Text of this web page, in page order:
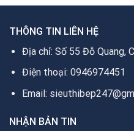
THÔNG TIN LIÊN HỆ
Địa chỉ: Số 55 Đỗ Quang,
Điện thoại: 0946974451
Email:
NHẬN BẢN TIN